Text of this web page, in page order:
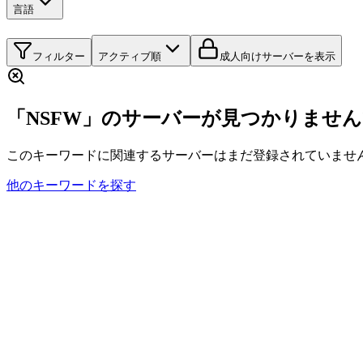
言語
フィルター アクティブ順 成人向けサーバーを表示
「NSFW」のサーバーが見つかりませ
このキーワードに関連するサーバーはまだ登録されていませ
他のキーワードを探す